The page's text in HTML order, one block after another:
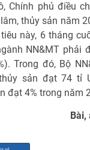
Chính phủ điều
thủy sản năm
này, 6 tháng
NN&MT phải
Trong đó, Bộ
sản đạt 74 tỉ
đạt 4% trong năm
Bài,